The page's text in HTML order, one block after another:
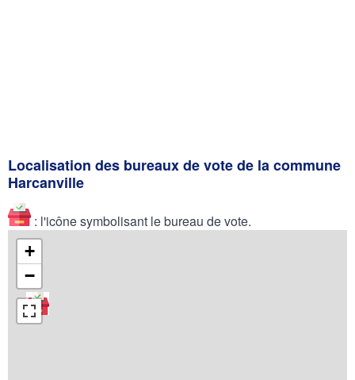
Localisation des bureaux de vote de la commune
Harcanville
: l'icône symbolisant le bureau de vote.
+
−